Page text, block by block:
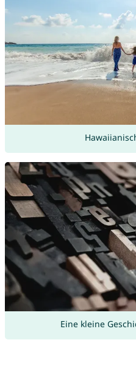
Eine kleine